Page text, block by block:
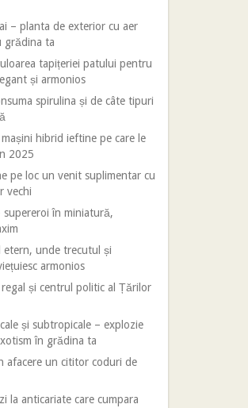
– planta de exterior cu aer
grădina ta
tapițeriei patului pentru
și armonios
spirulina și de câte tipuri
hibrid ieftine pe care le
2025
pe loc un venit suplimentar cu
vechi
în miniatură,
etern, unde trecutul și
armonios
și centrul politic al Țărilor
și subtropicale – explozie
în grădina ta
afacere un cititor coduri de
la anticariate care cumpara